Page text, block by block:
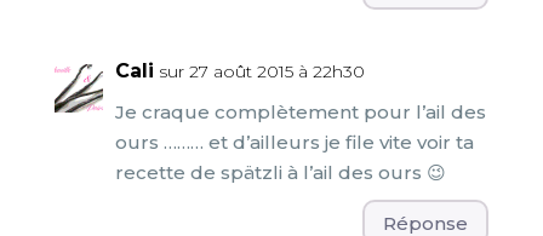
Cali sur 27 août 2015 à 22h30
Je craque complètement pour l’ail des
ours ……… et d’ailleurs je file vite voir ta
recette de spätzli à l’ail des ours 😉
Réponse